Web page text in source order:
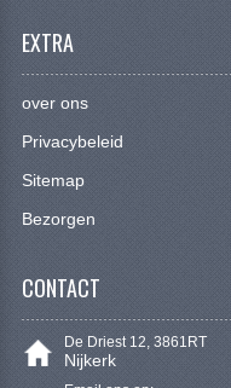
EXTRA
over ons
Privacybeleid
Sitemap
Bezorgen
CONTACT
De Driest 12, 3861RT
Nijkerk